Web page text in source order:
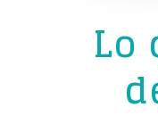
Lo